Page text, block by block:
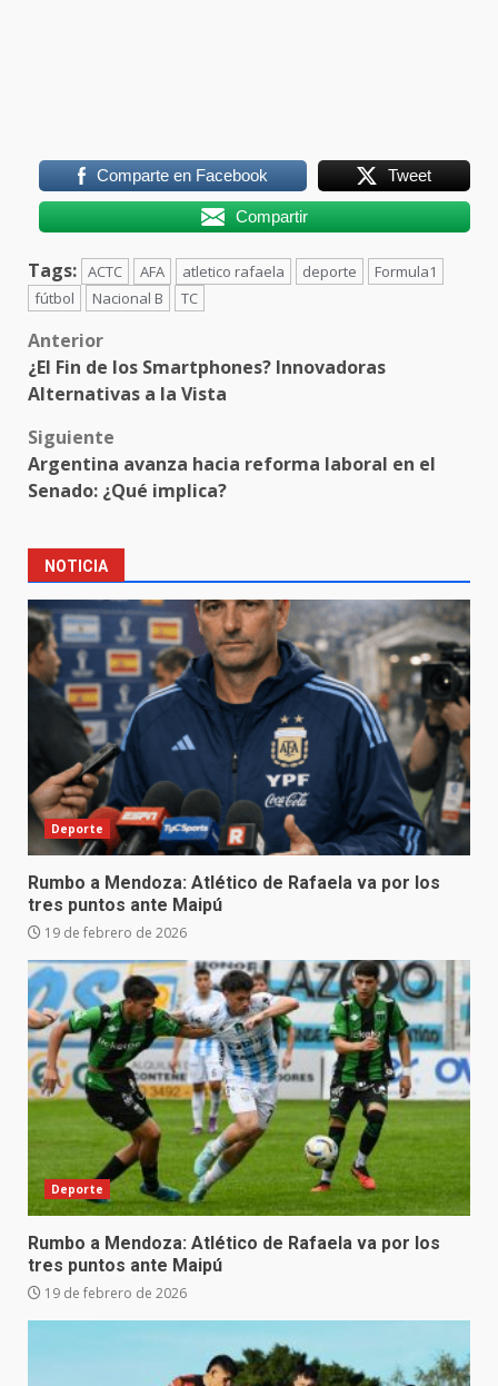
Comparte en Facebook Tweet
Compartir
Tags: ACTC AFA atletico rafaela deporte
Formula1
fútbol
Nacional B TC
Post
navigation
Anterior
¿El Fin de los Smartphones? Innovadoras
Alternativas a la Vista
Siguiente
Argentina avanza hacia reforma laboral en el
Senado: ¿Qué implica?
NOTICIA
Deporte
Rumbo a Mendoza: Atlético de Rafaela va por los
tres puntos ante Maipú
19 de febrero de 2026
Deporte
Rumbo a Mendoza: Atlético de Rafaela va por los
tres puntos ante Maipú
19 de febrero de 2026